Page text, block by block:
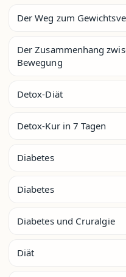
Der Weg zum
Der Zusammenhang
Bewegung
Detox-Diät
Detox-Kur in 7 Tagen
Diabetes
Diabetes
Diabetes und Cruralgie
Diät